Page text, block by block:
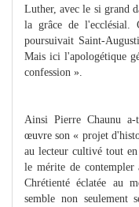
Luther, avec le si grand
la grâce de l'ecclésial.
poursuivait Saint-
Mais ici l'apologétique
confession ».
Ainsi Pierre Chaunu
œuvre son « projet
au lecteur cultivé tout
le mérite de
Chrétienté éclatée au
semble non seulement